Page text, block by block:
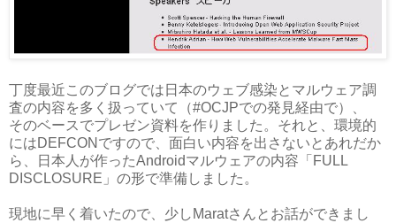
丁度最近このブログでは日本のウェブ感染とマルウェア調
査の内容を多く扱っていて（#OCJPでの発見経由で）、
そのベースでプレゼン資料を作りました。それと、環境的
にはDEFCONですので、面白い内容を出さないとあれだか
ら、日本人が作ったAndroidマルウェアの内容「FULL
DISCLOSURE」の形で準備しました。
現地に早く着いたので、少しMaratさんとお話ができまし